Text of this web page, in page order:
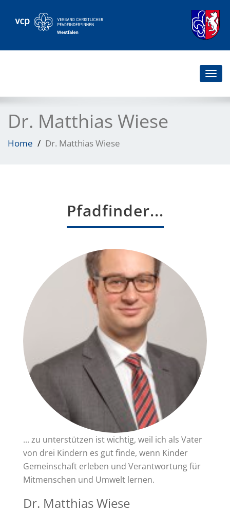
Dr. Matthias Wiese
Home Dr. Matthias Wiese
Pfadfinder...
... zu unterstützen ist wichtig, weil ich als Vater
von drei Kindern es gut finde, wenn Kinder
Gemeinschaft erleben und Verantwortung für
Mitmenschen und Umwelt lernen.
Dr. Matthias Wiese